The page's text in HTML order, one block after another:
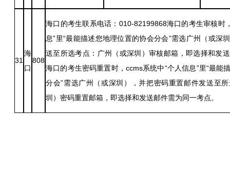
31
海
口
808
海口的考生联系电话：010-82199868海口的考生审核时
息”里“最能描述您地理位置的协会分会”需选广州（或深
送至所选考点：广州（或深圳）审核邮箱，即选择和发
海口的考生密码重置时，ccms系统中“个人信息”里“最能
分会”需选广州（或深圳），并把密码重置邮件发送至
圳）密码重置邮箱，即选择和发送邮件需为同一考点。